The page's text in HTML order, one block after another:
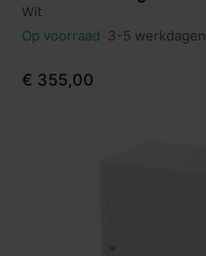
Wit
Op voorraad 3-5 werkdagen
€ 355,00